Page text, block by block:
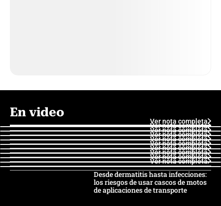
En video
Ver nota completa
Ver nota completa
Ver nota completa
Ver nota completa
Ver nota completa
Ver nota completa
Ver nota completa
Ver nota completa
Ver nota completa
Ver nota completa
Desde dermatitis hasta infecciones:
los riesgos de usar cascos de motos
de aplicaciones de transporte